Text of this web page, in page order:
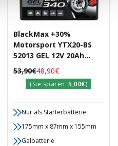
BlackMax +30%
Motorsport YTX20-BS
52013 GEL 12V 20Ah
340A/EN
Motorradbatterie
Angebotspreis
48,90€
Regulärer
Preis
53,90€
(Sie sparen 5,00€)
Nur als Starterbatterie
175mm x 87mm x 155mm
Gelbatterie